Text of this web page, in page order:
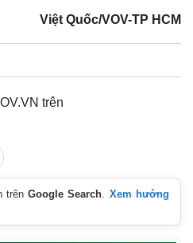
Thị trường
Giá vàng
Việt Quốc/VOV-TP HCM
trên
trênGoogle Search. Xem hướng